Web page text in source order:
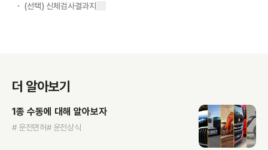
(선택) 신체검사결과지
더 알아보기
1종 수동에 대해 알아보자
# 운전면허# 운전상식